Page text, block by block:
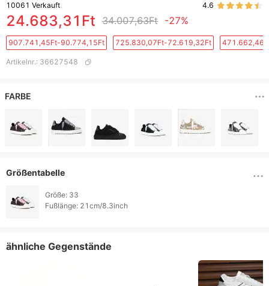
10061 Verkauft 4.6
24.683,31Ft 34.007,63Ft -27%
907.741,45Ft-90.774,15Ft 725.830,07Ft-72.619,32Ft
Artikelnr.: 36627548
FARBE
Größentabelle
Größe: 33
ähnliche Gegenstände